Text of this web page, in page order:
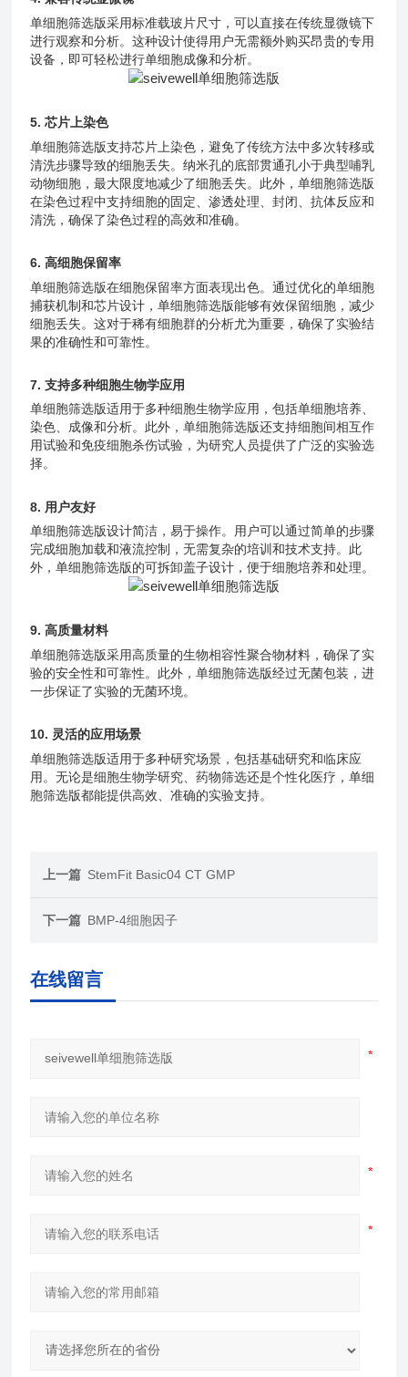
单细胞筛选版采用标准载玻片尺寸，可以直接在传统显微镜下
进行观察和分析。这种设计使得用户无需额外购买昂贵的专用
设备，即可轻松进行单细胞成像和分析。
5. 芯片上染色
单细胞筛选版支持芯片上染色，避免了传统方法中多次转移或
清洗步骤导致的细胞丢失。纳米孔的底部贯通孔小于典型哺乳
动物细胞，最大限度地减少了细胞丢失。此外，单细胞筛选版
在染色过程中支持细胞的固定、渗透处理、封闭、抗体反应和
清洗，确保了染色过程的高效和准确。
6. 高细胞保留率
单细胞筛选版在细胞保留率方面表现出色。通过优化的单细胞
捕获机制和芯片设计，单细胞筛选版能够有效保留细胞，减少
细胞丢失。这对于稀有细胞群的分析尤为重要，确保了实验结
果的准确性和可靠性。
7. 支持多种细胞生物学应用
单细胞筛选版适用于多种细胞生物学应用，包括单细胞培养、
染色、成像和分析。此外，单细胞筛选版还支持细胞间相互作
用试验和免疫细胞杀伤试验，为研究人员提供了广泛的实验选
择。
8. 用户友好
单细胞筛选版设计简洁，易于操作。用户可以通过简单的步骤
完成细胞加载和液流控制，无需复杂的培训和技术支持。此
外，单细胞筛选版的可拆卸盖子设计，便于细胞培养和处理。
9. 高质量材料
单细胞筛选版采用高质量的生物相容性聚合物材料，确保了实
验的安全性和可靠性。此外，单细胞筛选版经过无菌包装，进
一步保证了实验的无菌环境。
10. 灵活的应用场景
单细胞筛选版适用于多种研究场景，包括基础研究和临床应
用。无论是细胞生物学研究、药物筛选还是个性化医疗，单细
胞筛选版都能提供高效、准确的实验支持。
上一篇 StemFit Basic04 CT GMP
下一篇 BMP-4细胞因子
在线留言